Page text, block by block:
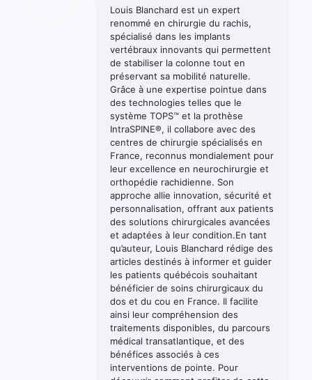
Louis Blanchard est un expert
renommé en chirurgie du rachis,
spécialisé dans les implants
vertébraux innovants qui permettent
de stabiliser la colonne tout en
préservant sa mobilité naturelle.
Grâce à une expertise pointue dans
des technologies telles que le
système TOPS™ et la prothèse
IntraSPINE®, il collabore avec des
centres de chirurgie spécialisés en
France, reconnus mondialement pour
leur excellence en neurochirurgie et
orthopédie rachidienne. Son
approche allie innovation, sécurité et
personnalisation, offrant aux patients
des solutions chirurgicales avancées
et adaptées à leur condition.En tant
qu’auteur, Louis Blanchard rédige des
articles destinés à informer et guider
les patients québécois souhaitant
bénéficier de soins chirurgicaux du
dos et du cou en France. Il facilite
ainsi leur compréhension des
traitements disponibles, du parcours
médical transatlantique, et des
bénéfices associés à ces
interventions de pointe. Pour